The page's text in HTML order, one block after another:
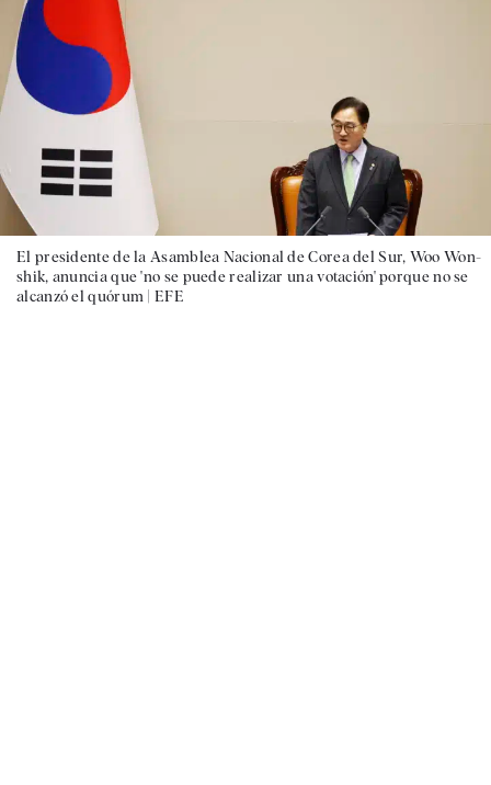
El presidente de la Asamblea Nacional de Corea del Sur, Woo Won-
shik, anuncia que 'no se puede realizar una votación' porque no se
alcanzó el quórum |EFE